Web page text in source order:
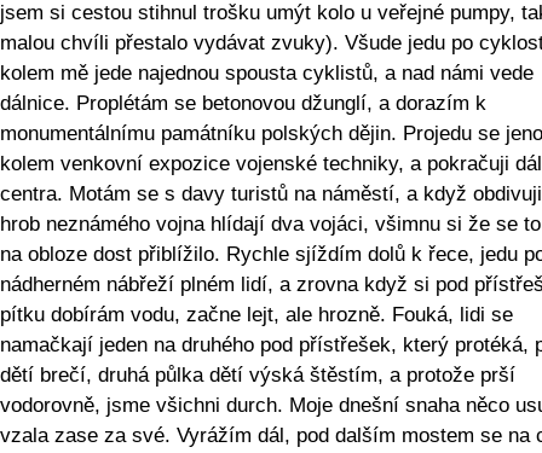
jsem si cestou stihnul trošku umýt kolo u veřejné pumpy,
malou chvíli přestalo vydávat zvuky). Všude jedu po
kolem mě jede najednou spousta cyklistů, a nad námi vede
dálnice. Proplétám se betonovou džunglí, a dorazím k
monumentálnímu památníku polských dějin. Projedu se
kolem venkovní expozice vojenské techniky, a pokračuji
centra. Motám se s davy turistů na náměstí, a když
hrob neznámého vojna hlídají dva vojáci, všimnu si že se
na obloze dost přiblížilo. Rychle sjíždím dolů k řece, jedu
nádherném nábřeží plném lidí, a zrovna když si pod
pítku dobírám vodu, začne lejt, ale hrozně. Fouká, lidi se
namačkají jeden na druhého pod přístřešek, který protéká,
dětí brečí, druhá půlka dětí výská štěstím, a protože prší
vodorovně, jsme všichni durch. Moje dnešní snaha něco
vzala zase za své. Vyrážím dál, pod dalším mostem se na